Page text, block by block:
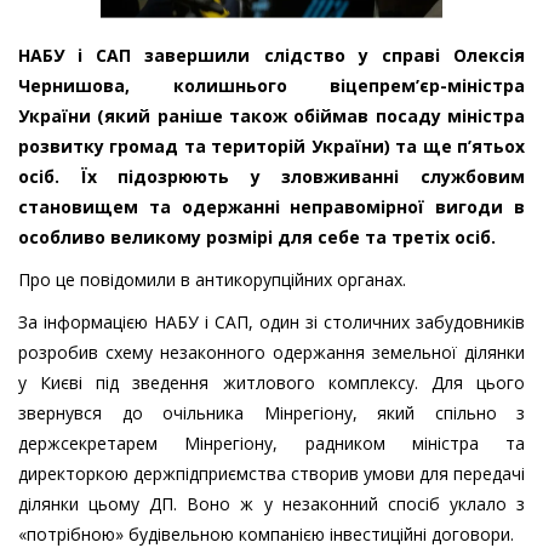
НАБУ і САП завершили слідство у справі Олексія
Чернишова, колишнього віцепрем’єр-міністра
України (який раніше також обіймав посаду міністра
розвитку громад та територій України) та ще п’ятьох
осіб. Їх підозрюють у зловживанні службовим
становищем та одержанні неправомірної вигоди в
особливо великому розмірі для себе та третіх осіб.
Про це повідомили в антикорупційних органах.
За інформацією НАБУ і САП, один зі столичних забудовників
розробив схему незаконного одержання земельної ділянки
у Києві під зведення житлового комплексу. Для цього
звернувся до очільника Мінрегіону, який спільно з
держсекретарем Мінрегіону, радником міністра та
директоркою держпідприємства створив умови для передачі
ділянки цьому ДП. Воно ж у незаконний спосіб уклало з
«потрібною» будівельною компанією інвестиційні договори.